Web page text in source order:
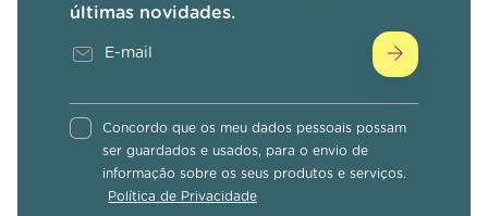
últimas novidades.
Concordo que os meu dados pessoais possam
ser guardados e usados, para o envio de
informação sobre os seus produtos e serviços.
Política de Privacidade